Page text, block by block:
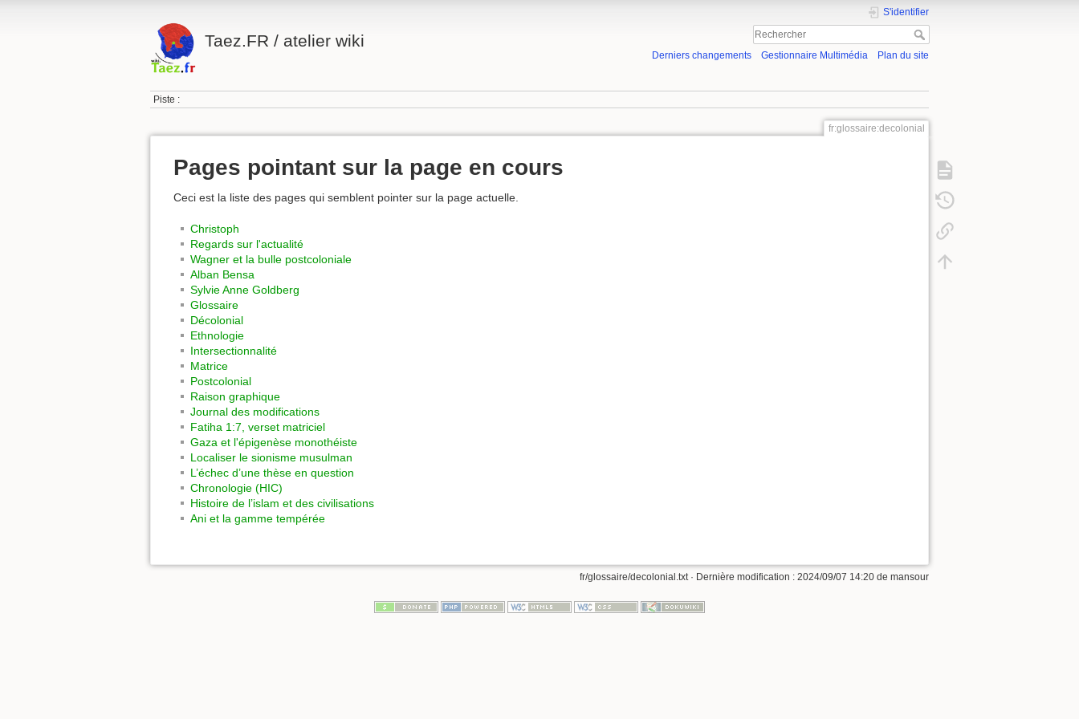
Taez.FR / atelier wiki
S'identifier
Derniers changements Gestionnaire Multimédia Plan du site
Piste :
fr:glossaire:decolonial
Pages pointant sur la page en cours
Ceci est la liste des pages qui semblent pointer sur la page actuelle.
Christoph
Regards sur l'actualité
Wagner et la bulle postcoloniale
Alban Bensa
Sylvie Anne Goldberg
Glossaire
Décolonial
Ethnologie
Intersectionnalité
Matrice
Postcolonial
Raison graphique
Journal des modifications
Fatiha 1:7, verset matriciel
Gaza et l'épigenèse monothéiste
Localiser le sionisme musulman
L’échec d’une thèse en question
Chronologie (HIC)
Histoire de l’islam et des civilisations
Ani et la gamme tempérée
fr/glossaire/decolonial.txt· Dernière modification : 2024/09/07 14:20 de mansour